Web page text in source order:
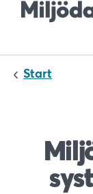
Start